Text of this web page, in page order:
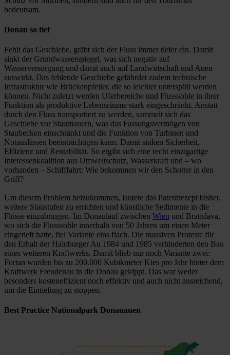
bedeutsam.
Donau so tief
Fehlt das Geschiebe, gräbt sich der Fluss immer tiefer ein. Damit
sinkt der Grundwasserspiegel, was sich negativ auf
Wasserversorgung und damit auch auf Landwirtschaft und Auen
auswirkt. Das fehlende Geschiebe gefährdet zudem technische
Infrastruktur wie Brückenpfeiler, die so leichter unterspült werden
können. Nicht zuletzt werden Uferbereiche und Flusssohle in ihrer
Funktion als produktive Lebensräume stark eingeschränkt. Anstatt
durch den Fluss transportiert zu werden, sammelt sich das
Geschiebe vor Staumauern, was das Fassungsvermögen von
Staubecken einschränkt und die Funktion von Turbinen und
Notauslässen beeinträchtigen kann. Damit sinken Sicherheit,
Effizienz und Rentabilität. So ergibt sich eine recht einzigartige
Interessenkoalition aus Umweltschutz, Wasserkraft und – wo
vorhanden – Schifffahrt: Wie bekommen wir den Schotter in den
Griff?
Um diesem Problem beizukommen, lautete das Patentrezept bisher,
weitere Staustufen zu errichten und künstliche Sedimente in die
Flüsse einzubringen. Im Donaulauf zwischen Wien und Bratislava,
wo sich die Flusssohle innerhalb von 50 Jahren um einen Meter
eingetieft hatte, fiel Variante eins flach. Die massiven Proteste für
den Erhalt der Hainburger Au 1984 und 1985 verhinderten den Bau
eines weiteren Kraftwerks. Damit blieb nur noch Variante zwei:
Fortan wurden bis zu 200.000 Kubikmeter Kies pro Jahr hinter dem
Kraftwerk Freudenau in die Donau gekippt. Das war weder
besonders kosteneffizient noch effektiv und auch nicht ausreichend,
um die Eintiefung zu stoppen.
Best Practice Nationalpark Donauauen